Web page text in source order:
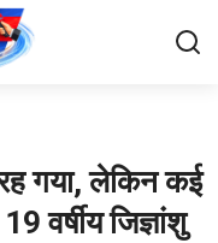
गया, लेकिन कई
वर्षीय जिज्ञांशु